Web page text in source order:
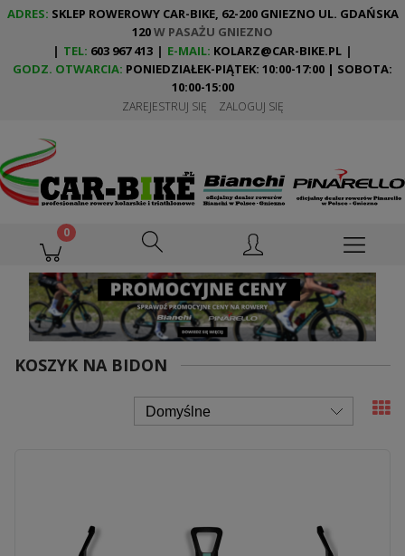
ADRES: SKLEP ROWEROWY CAR-BIKE, 62-200 GNIEZNO UL. GDAŃSKA
120W PASAŻU GNIEZNO
| TEL: 603 967 413 | E-MAIL: KOLARZ@CAR-BIKE.PL |
GODZ. OTWARCIA: PONIEDZIAŁEK-PIĄTEK: 10:00-17:00 | SOBOTA:
10:00-15:00
ZAREJESTRUJ SIĘ ZALOGUJ SIĘ
KOSZYK NA BIDON